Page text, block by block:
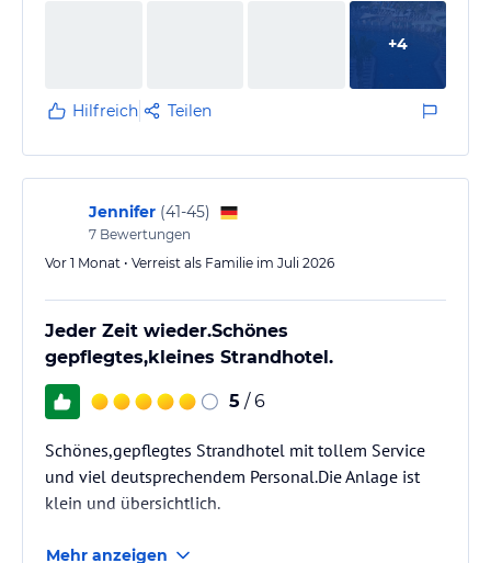
+4
Hilfreich Teilen
Jennifer (41-45)
7 Bewertungen
Vor 1 Monat • Verreist als Familie im Juli 2026
Jeder Zeit wieder.Schönes
gepflegtes,kleines Strandhotel.
5 / 6
Schönes,gepflegtes Strandhotel mit tollem Service
und viel deutsprechendem Personal.Die Anlage ist
klein und übersichtlich.
Mehr anzeigen